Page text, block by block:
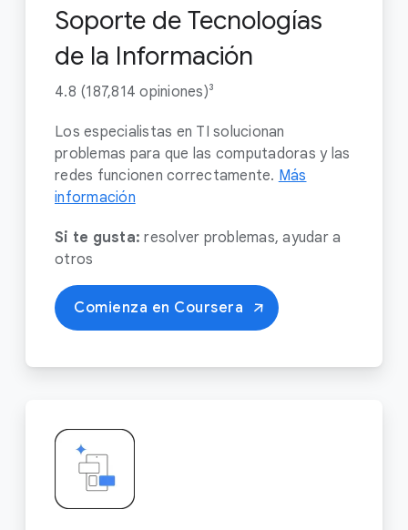
Soporte de Tecnologías
de la Información
4.8 (187,814 opiniones)³
Los especialistas en TI solucionan
problemas para que las computadoras y las
redes funcionen correctamente. Más
información
Si te gusta: resolver problemas, ayudar a
otros
Comienza en Coursera